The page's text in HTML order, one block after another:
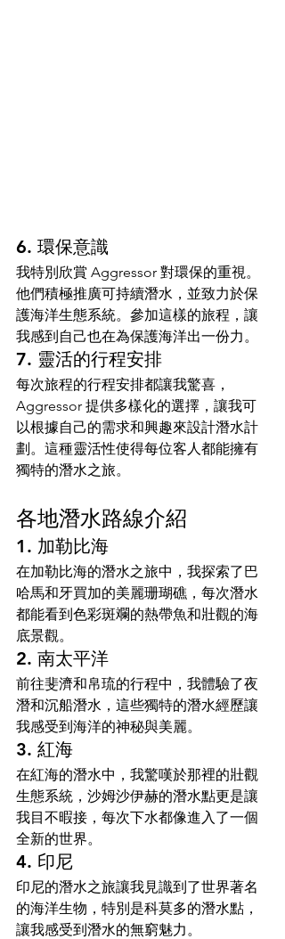
6. 環保意識
我特別欣賞 Aggressor 對環保的重視。
他們積極推廣可持續潛水，並致力於保
護海洋生態系統。參加這樣的旅程，讓
我感到自己也在為保護海洋出一份力。
7. 靈活的行程安排
每次旅程的行程安排都讓我驚喜，
Aggressor 提供多樣化的選擇，讓我可
以根據自己的需求和興趣來設計潛水計
劃。這種靈活性使得每位客人都能擁有
獨特的潛水之旅。
各地潛水路線介紹
1. 加勒比海
在加勒比海的潛水之旅中，我探索了巴
哈馬和牙買加的美麗珊瑚礁，每次潛水
都能看到色彩斑斕的熱帶魚和壯觀的海
底景觀。
2. 南太平洋
前往斐濟和帛琉的行程中，我體驗了夜
潛和沉船潛水，這些獨特的潛水經歷讓
我感受到海洋的神秘與美麗。
3. 紅海
在紅海的潛水中，我驚嘆於那裡的壯觀
生態系統，沙姆沙伊赫的潛水點更是讓
我目不暇接，每次下水都像進入了一個
全新的世界。
4. 印尼
印尼的潛水之旅讓我見識到了世界著名
的海洋生物，特別是科莫多的潛水點，
讓我感受到潛水的無窮魅力。